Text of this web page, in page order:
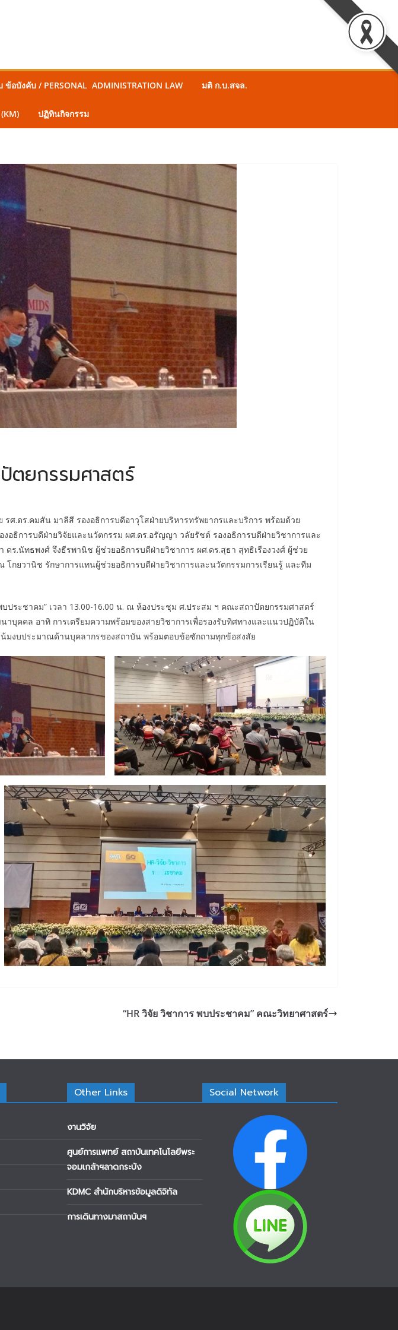
ข้อบังคับ / PERSONAL ADMINISTRATION LAW มติ ก.บ.สจล.
ปฏิทินกิจกรรม
ตยกรรมศาสตร์
.ดร.คมสัน มาลีสี รองอธิการบดีอาวุโสฝ่ายบริหารทรัพยากรและบริการ พร้อมด้วย
ธิการบดีฝ่ายวิจัยและนวัตกรรม ผศ.ดร.อรัญญา วลัยรัชต์ รองอธิการบดีฝ่ายวิชาการและ
.นัทธพงศ์ จึงธีรพานิช ผู้ช่วยอธิการบดีฝ่ายวิชาการ ผศ.ดร.สุธา สุทธิเรืองวงศ์ ผู้ช่วย
กยวานิช รักษาการแทนผู้ช่วยอธิการบดีฝ่ายวิชาการและนวัตกรรมการเรียนรู้ และทีม
ะชาคม” เวลา 13.00-16.00 น. ณ ห้องประชุม ศ.ประสม ฯ คณะสถาปัตยกรรมศาสตร์
บุคคล อาทิ การเตรียมความพร้อมของสายวิชาการเพื่อรองรับทิศทางและแนวปฏิบัติใน
มงบประมาณด้านบุคลากรของสถาบัน พร้อมตอบข้อซักถามทุกข้อสงสัย
“HR วิจัย วิชาการ พบประชาคม” คณะวิทยาศาสตร์
Other Links
งานวิจัย
ศูนย์การแพทย์ สถาบันเทคโนโลยีพระ
จอมเกล้าฯลาดกระบัง
KDMC สำนักบริหารข้อมูลดิจิทัล
การเดินทางมาสถาบันฯ
Social Network